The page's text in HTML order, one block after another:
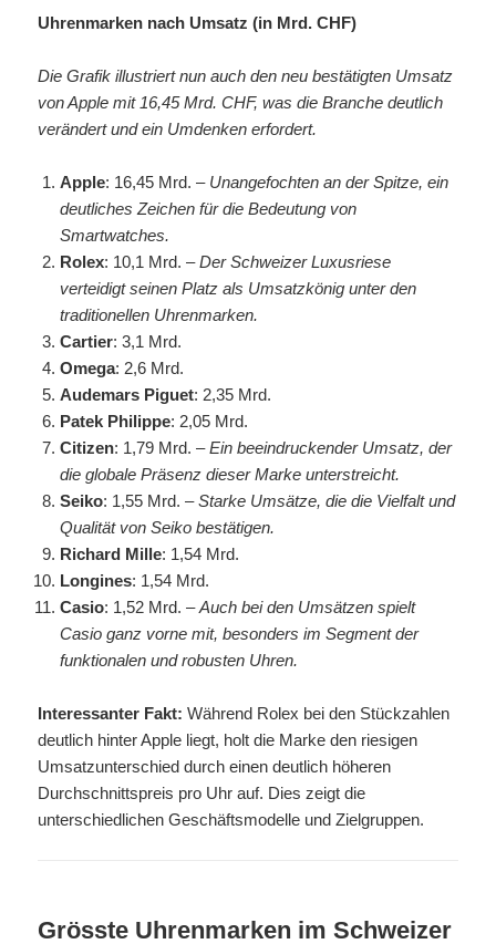
Uhrenmarken nach Umsatz (in Mrd. CHF)
Die Grafik illustriert nun auch den neu bestätigten Umsatz
von Apple mit 16,45 Mrd. CHF, was die Branche deutlich
verändert und ein Umdenken erfordert.
Apple: 16,45 Mrd. – Unangefochten an der Spitze, ein
deutliches Zeichen für die Bedeutung von
Smartwatches.
Rolex: 10,1 Mrd. –Der Schweizer Luxusriese
verteidigt seinen Platz als Umsatzkönig unter den
traditionellen Uhrenmarken.
Cartier: 3,1 Mrd.
Omega: 2,6 Mrd.
Audemars Piguet: 2,35 Mrd.
Patek Philippe: 2,05 Mrd.
Citizen: 1,79 Mrd. –Ein beeindruckender Umsatz, der
die globale Präsenz dieser Marke unterstreicht.
Seiko: 1,55 Mrd. –Starke Umsätze, die die Vielfalt und
Qualität von Seiko bestätigen.
Richard Mille: 1,54 Mrd.
Longines: 1,54 Mrd.
Casio: 1,52 Mrd. –Auch bei den Umsätzen spielt
Casio ganz vorne mit, besonders im Segment der
funktionalen und robusten Uhren.
Interessanter Fakt: Während Rolex bei den Stückzahlen
deutlich hinter Apple liegt, holt die Marke den riesigen
Umsatzunterschied durch einen deutlich höheren
Durchschnittspreis pro Uhr auf. Dies zeigt die
unterschiedlichen Geschäftsmodelle und Zielgruppen.
Grösste Uhrenmarken im Schweizer